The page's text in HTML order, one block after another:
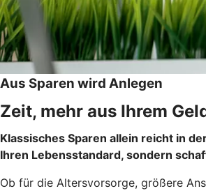
Aus Sparen wird Anlegen
Zeit, mehr aus Ihrem
Klassisches Sparen allein reicht in
Ihren Lebensstandard, sondern
Ob für die Altersvorsorge, größere